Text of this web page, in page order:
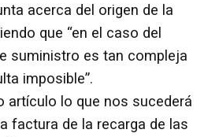
acerca del origen de la
que “en el caso del
suministro es tan compleja
imposible”.
artículo lo que nos sucederá
factura de la recarga de las